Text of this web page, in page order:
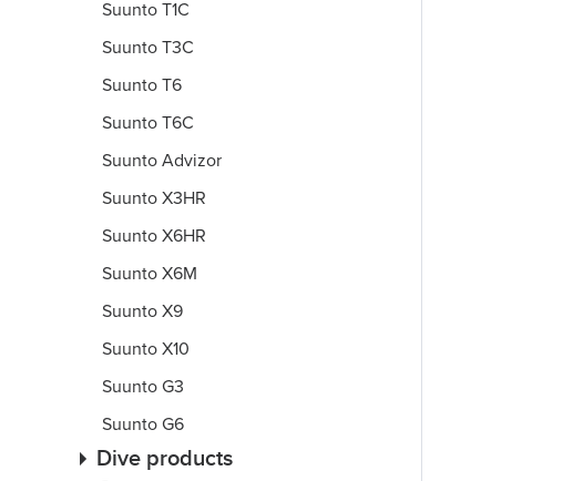
Suunto T1C
Suunto T3C
Suunto T6
Suunto T6C
Suunto Advizor
Suunto X3HR
Suunto X6HR
Suunto X6M
Suunto X9
Suunto X10
Suunto G3
Suunto G6
Dive products